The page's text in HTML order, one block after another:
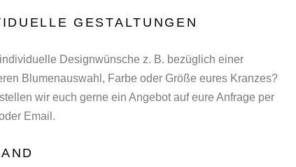
GESTALTUNGEN
individuelle Designwünsche z. B. bezüglich einer
Blumenauswahl, Farbe oder Größe eures Kranzes?
wir euch gerne ein Angebot auf eure Anfrage per
Email.